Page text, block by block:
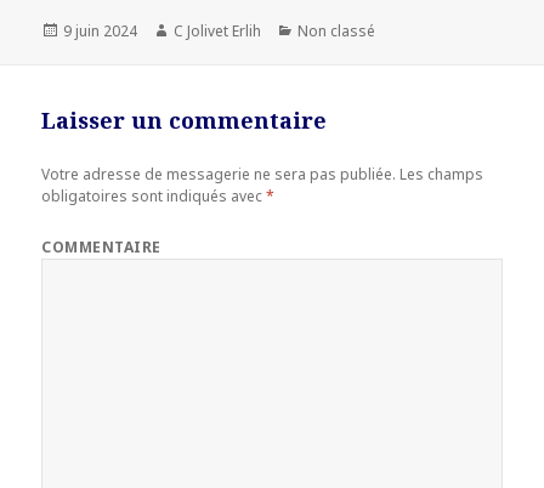
Publié
9 juin 2024 Auteur
C Jolivet Erlih Catégories
Non classé
Laisser un commentaire
Votre adresse de messagerie ne sera pas publiée. Les champs
obligatoires sont indiqués avec*
COMMENTAIRE